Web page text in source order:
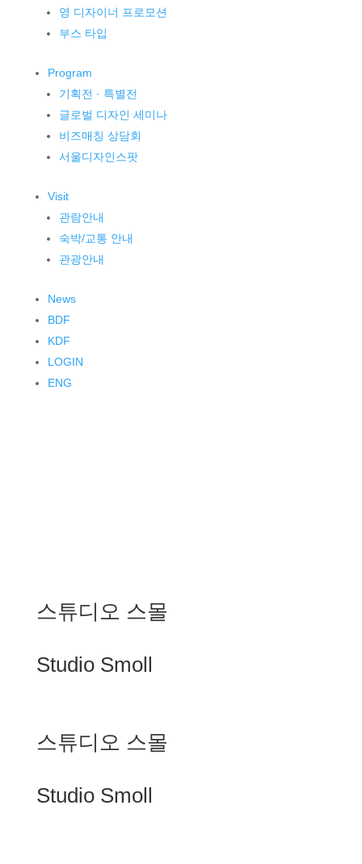
영 디자이너 프로모션
부스 타입
Program
기획전 · 특별전
글로벌 디자인 세미나
비즈매칭 상담회
서울디자인스팟
Visit
관람안내
숙박/교통 안내
관광안내
News
BDF
KDF
LOGIN
ENG
스튜디오 스몰
Studio Smoll
스튜디오 스몰
Studio Smoll